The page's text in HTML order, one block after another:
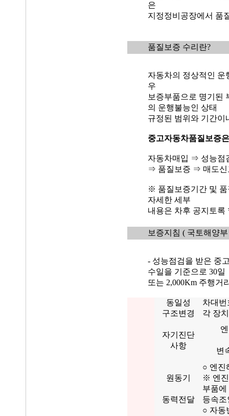
은
지정정비공장에서 품
품질보증 수리란?
자동차의 정상적인 운
우
보증부품으로 명기된
의 운행불능인 상태
규정된 범위와 기간이
중고자동차품질보증은
자동차매입 ⇒ 성능점
⇒ 품질보증 ⇒ 매도신
※ 품질보증기간 및 품
자세한 세부
내용은 차후 공지토록
보증지침 ( 국토해양
- 성능점검을 받은 중
수일을 기준으로 30일
또는 2,000Km 주행거
동일성
차대
구조변경
각 장
자기진단
사항
변
원동기
○ 엔진
※ 엔진
부품에
동력전달
등속조
○ 자동